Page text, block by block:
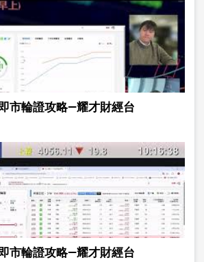
市輪證攻略—耀才財經台
市輪證攻略—耀才財經台